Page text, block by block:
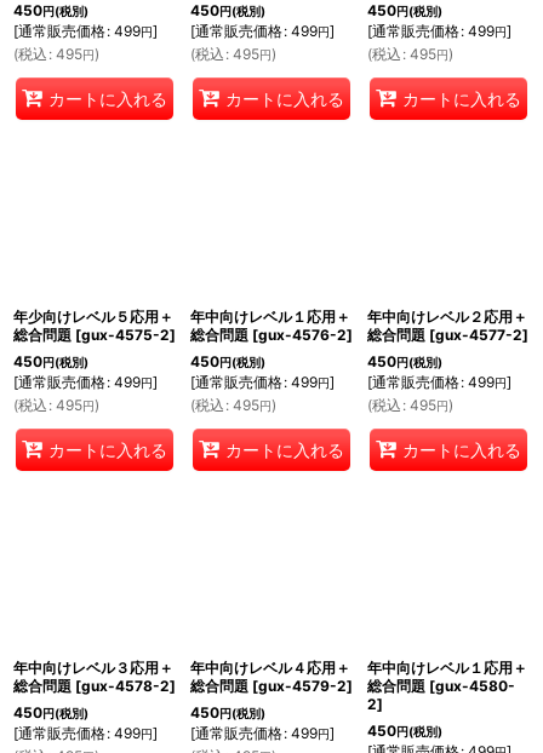
450円(税別)
[通常販売価格: 499円]
(税込 : 495円)
カートに入れる
450円(税別)
[通常販売価格: 499円]
(税込 : 495円)
カートに入れる
450円(税別)
[通常販売価格: 499円]
(税込 : 495円)
カートに入れる
年少向けレベル５応用＋
総合問題 [gux-4575-2]
450円(税別)
[通常販売価格: 499円]
(税込 : 495円)
カートに入れる
年中向けレベル１応用＋
総合問題 [gux-4576-2]
450円(税別)
[通常販売価格: 499円]
(税込 : 495円)
カートに入れる
年中向けレベル２応用＋
総合問題 [gux-4577-2]
450円(税別)
[通常販売価格: 499円]
(税込 : 495円)
カートに入れる
年中向けレベル３応用＋
総合問題 [gux-4578-2]
450円(税別)
[通常販売価格: 499円]
年中向けレベル４応用＋
総合問題 [gux-4579-2]
450円(税別)
[通常販売価格: 499円]
年中向けレベル１応用＋
総合問題 [gux-4580-
2]
450円(税別)